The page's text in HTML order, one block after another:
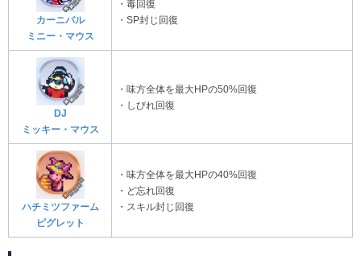
カーニバル
ミニー・マウス
・毒回復
・SP封じ回復
DJ
ミッキー・マウス
・味方全体を最大HPの50%回復
・しびれ回復
ハチミツファーム
ピグレット
・味方全体を最大HPの40%回復
・ど忘れ回復
・スキル封じ回復